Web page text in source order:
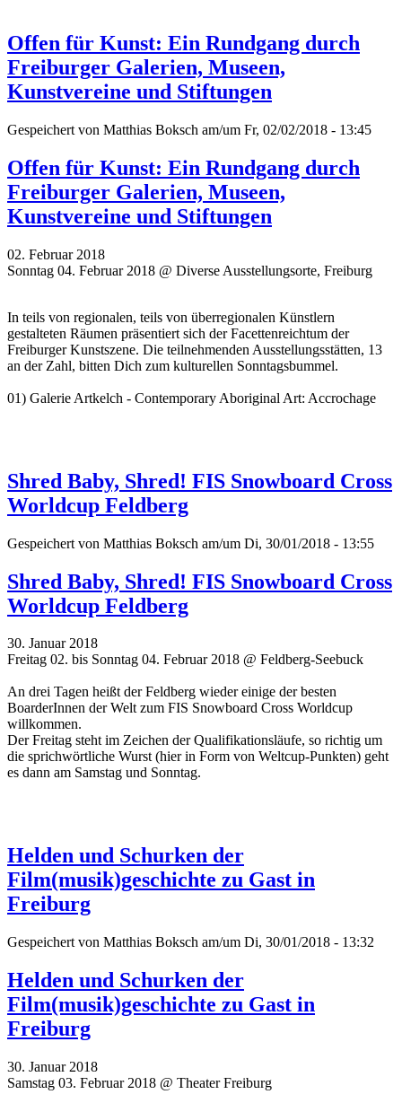
Offen für Kunst: Ein Rundgang durch
Freiburger Galerien, Museen,
Kunstvereine und Stiftungen
Gespeichert von Matthias Boksch am/um Fr, 02/02/2018 - 13:45
Offen für Kunst: Ein Rundgang durch
Freiburger Galerien, Museen,
Kunstvereine und Stiftungen
02. Februar 2018
Sonntag 04. Februar 2018 @ Diverse Ausstellungsorte, Freiburg
In teils von regionalen, teils von überregionalen Künstlern
gestalteten Räumen präsentiert sich der Facettenreichtum der
Freiburger Kunstszene. Die teilnehmenden Ausstellungsstätten, 13
an der Zahl, bitten Dich zum kulturellen Sonntagsbummel.
01) Galerie Artkelch - Contemporary Aboriginal Art: Accrochage
Shred Baby, Shred! FIS Snowboard Cross
Worldcup Feldberg
Gespeichert von Matthias Boksch am/um Di, 30/01/2018 - 13:55
Shred Baby, Shred! FIS Snowboard Cross
Worldcup Feldberg
30. Januar 2018
Freitag 02. bis Sonntag 04. Februar 2018 @ Feldberg-Seebuck
An drei Tagen heißt der Feldberg wieder einige der besten
BoarderInnen der Welt zum FIS Snowboard Cross Worldcup
willkommen.
Der Freitag steht im Zeichen der Qualifikationsläufe, so richtig um
die sprichwörtliche Wurst (hier in Form von Weltcup-Punkten) geht
es dann am Samstag und Sonntag.
Helden und Schurken der
Film(musik)geschichte zu Gast in
Freiburg
Gespeichert von Matthias Boksch am/um Di, 30/01/2018 - 13:32
Helden und Schurken der
Film(musik)geschichte zu Gast in
Freiburg
30. Januar 2018
Samstag 03. Februar 2018 @ Theater Freiburg